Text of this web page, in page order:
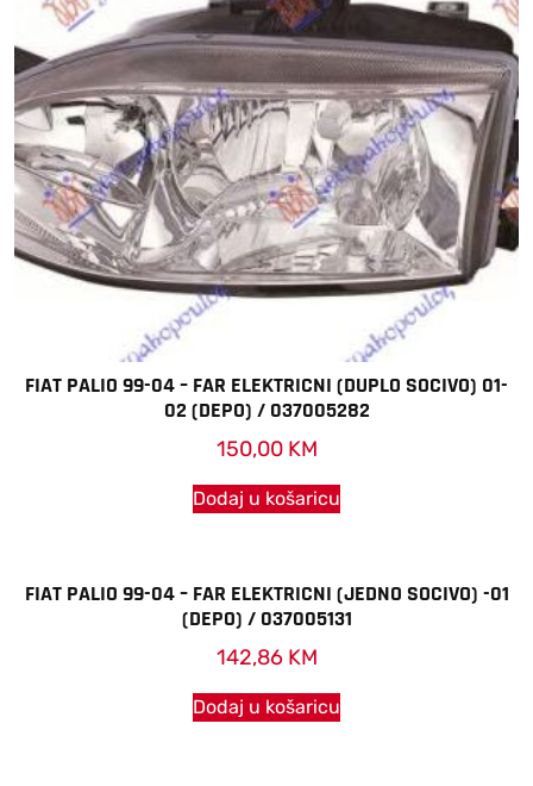
FIAT PALIO 99-04 – FAR ELEKTRICNI (DUPLO SOCIVO) 01-
02 (DEPO) / 037005282
150,00 KM
Dodaj u košaricu
FIAT PALIO 99-04 – FAR ELEKTRICNI (JEDNO SOCIVO) -01
(DEPO) / 037005131
142,86 KM
Dodaj u košaricu